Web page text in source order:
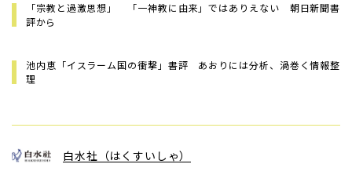
「宗教と過激思想」 「一神教に由来」ではありえない 朝日新聞書
評から
池内恵「イスラーム国の衝撃」書評 あおりには分析、渦巻く情報整
理
白水社（はくすいしゃ）